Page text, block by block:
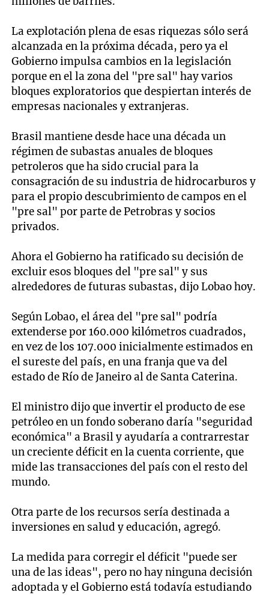
La explotación plena de esas riquezas sólo será
alcanzada en la próxima década, pero ya el
Gobierno impulsa cambios en la legislación
porque en el la zona del "pre sal" hay varios
bloques exploratorios que despiertan interés de
empresas nacionales y extranjeras.
Brasil mantiene desde hace una década un
régimen de subastas anuales de bloques
petroleros que ha sido crucial para la
consagración de su industria de hidrocarburos y
para el propio descubrimiento de campos en el
"pre sal" por parte de Petrobras y socios
privados.
Ahora el Gobierno ha ratificado su decisión de
excluir esos bloques del "pre sal" y sus
alrededores de futuras subastas, dijo Lobao hoy.
Según Lobao, el área del "pre sal" podría
extenderse por 160.000 kilómetros cuadrados,
en vez de los 107.000 inicialmente estimados en
el sureste del país, en una franja que va del
estado de Río de Janeiro al de Santa Caterina.
El ministro dijo que invertir el producto de ese
petróleo en un fondo soberano daría "seguridad
económica" a Brasil y ayudaría a contrarrestar
un creciente déficit en la cuenta corriente, que
mide las transacciones del país con el resto del
mundo.
Otra parte de los recursos sería destinada a
inversiones en salud y educación, agregó.
La medida para corregir el déficit "puede ser
una de las ideas", pero no hay ninguna decisión
adoptada y el Gobierno está todavía estudiando